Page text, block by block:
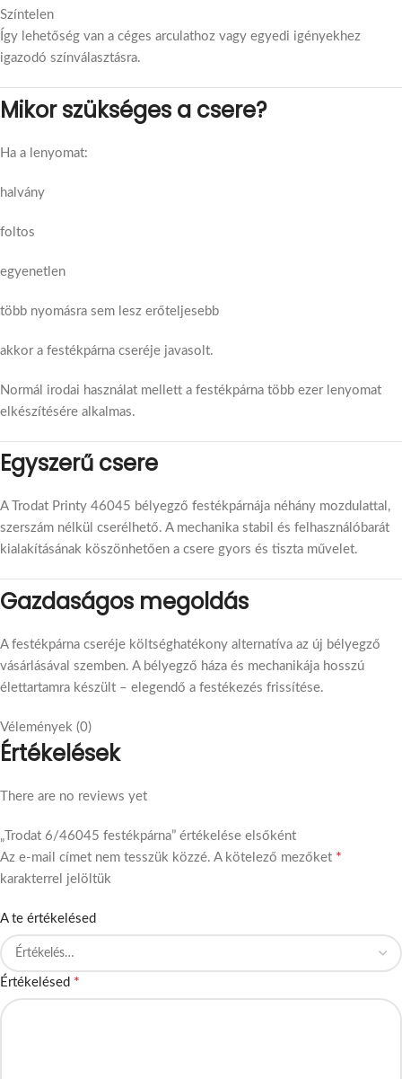
Színtelen
Így lehetőség van a céges arculathoz vagy egyedi igényekhez
igazodó színválasztásra.
Mikor szükséges a csere?
Ha a lenyomat:
halvány
foltos
egyenetlen
több nyomásra sem lesz erőteljesebb
akkor a festékpárna cseréje javasolt.
Normál irodai használat mellett a festékpárna több ezer lenyomat
elkészítésére alkalmas.
Egyszerű csere
A Trodat Printy 46045 bélyegző festékpárnája néhány mozdulattal,
szerszám nélkül cserélhető. A mechanika stabil és felhasználóbarát
kialakításának köszönhetően a csere gyors és tiszta művelet.
Gazdaságos megoldás
A festékpárna cseréje költséghatékony alternatíva az új bélyegző
vásárlásával szemben. A bélyegző háza és mechanikája hosszú
élettartamra készült – elegendő a festékezés frissítése.
Vélemények (0)
Értékelések
There are no reviews yet
„Trodat 6/46045 festékpárna” értékelése elsőként
Az e-mail címet nem tesszük közzé. A kötelező mezőket *
karakterrel jelöltük
A te értékelésed
Értékelésed *